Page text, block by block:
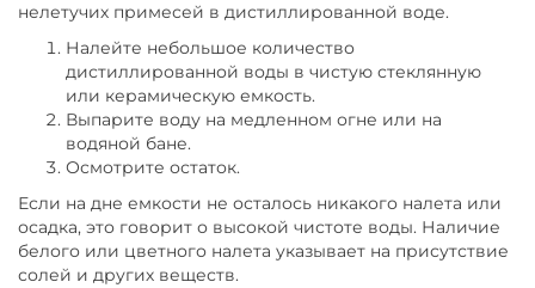
нелетучих примесей в дистиллированной воде.
Налейте небольшое количество
дистиллированной воды в чистую стеклянную
или керамическую емкость.
Выпарите воду на медленном огне или на
водяной бане.
Осмотрите остаток.
Если на дне емкости не осталось никакого налета или
осадка, это говорит о высокой чистоте воды. Наличие
белого или цветного налета указывает на присутствие
солей и других веществ.